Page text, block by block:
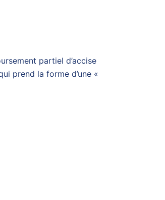
partiel d’accise
prend la forme d’une «